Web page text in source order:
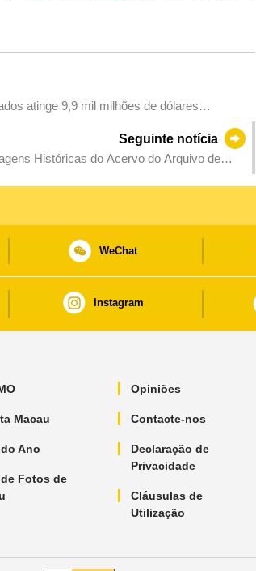
atinge 9,9 mil milhões de dólares
Seguinte notícia
Históricas do Acervo do Arquivo de
WeChat
Instagram
Macau
Ano
Fotos de
Opiniões
Contacte-nos
Declaração de
Privacidade
Cláusulas de
Utilização